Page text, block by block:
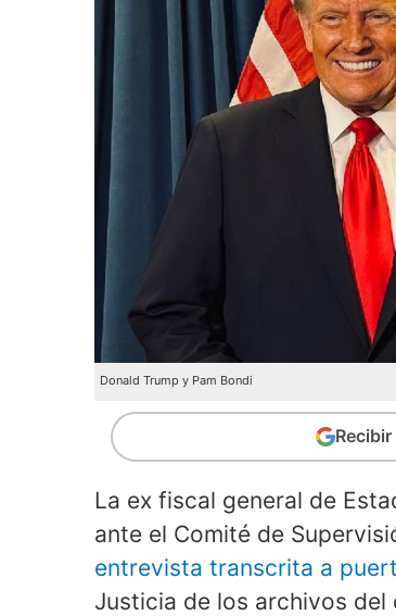
Donald Trump y Pam Bondi
La ex fiscal general de
ante el Comité de
entrevista transcrita a
Justicia de los archivos del